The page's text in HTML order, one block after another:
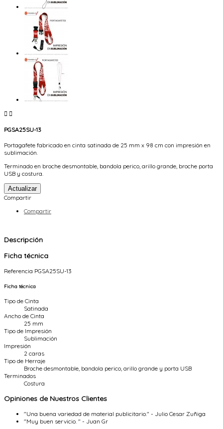
 
PGSA25SU-13
Portagafete fabricado en cinta satinada de 25 mm x 98 cm con impresión en
sublimación.
Terminado en broche desmontable, bandola perico, arillo grande, broche porta
USB y costura.
Compartir
Compartir
Descripción
Ficha técnica
Referencia PGSA25SU-13
Ficha técnica
Tipo de Cinta
Satinada
Ancho de Cinta
25 mm
Tipo de Impresión
Sublimación
Impresión
2 caras
Tipo de Herraje
Broche desmontable, bandola perico, arillo grande y porta USB
Terminados
Costura
Opiniones de Nuestros Clientes
"Una buena variedad de material publicitario." - Julio Cesar Zuñiga
"Muy buen servicio. " - Juan Gr